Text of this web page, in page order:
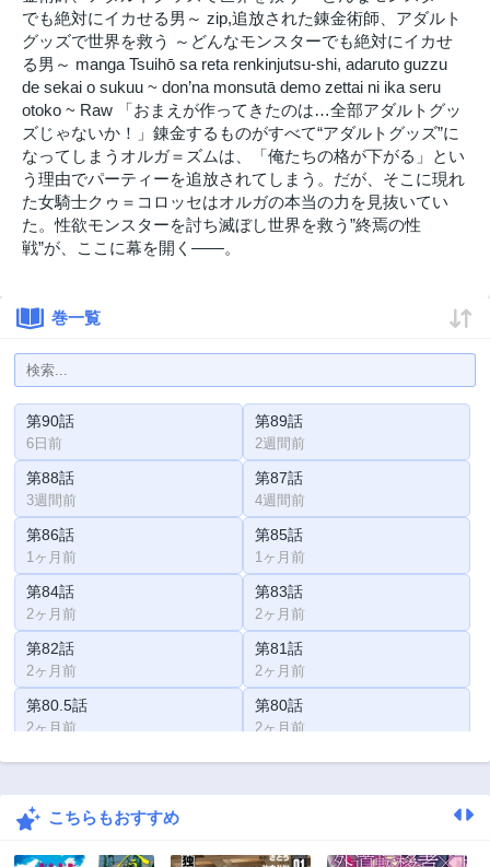
でも絶対にイカせる男～ zip,追放された錬金術師、アダルト
グッズで世界を救う ～どんなモンスターでも絶対にイカせ
る男～ manga Tsuihō sa reta renkinjutsu-shi, adaruto guzzu
de sekai o sukuu ~ don’na monsutā demo zettai ni ika seru
otoko ~ Raw 「おまえが作ってきたのは…全部アダルトグッ
ズじゃないか！」錬金するものがすべて“アダルトグッズ”に
なってしまうオルガ＝ズムは、「俺たちの格が下がる」とい
う理由でパーティーを追放されてしまう。だが、そこに現れ
た女騎士クゥ＝コロッセはオルガの本当の力を見抜いてい
た。性欲モンスターを討ち滅ぼし世界を救う”終焉の性
戦”が、ここに幕を開く——。
巻一覧
第90話
6日前
第89話
2週間前
第88話
3週間前
第87話
4週間前
第86話
1ヶ月前
第85話
1ヶ月前
第84話
2ヶ月前
第83話
2ヶ月前
第82話
2ヶ月前
第81話
2ヶ月前
第80.5話
2ヶ月前
第80話
2ヶ月前
第79話 第78話
第77話こちらもおすすめ